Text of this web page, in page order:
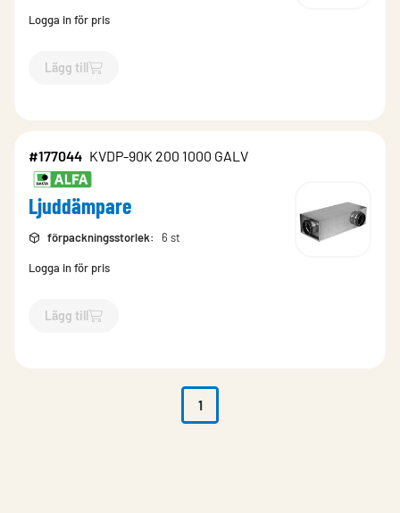
Logga in för pris
Lägg till
`$Lägg till
#177044 KVDP-90K 200 1000 GALV
Ljuddämpare
förpackningsstorlek: 6 st
Logga in för pris
Lägg till
`$Lägg till
1